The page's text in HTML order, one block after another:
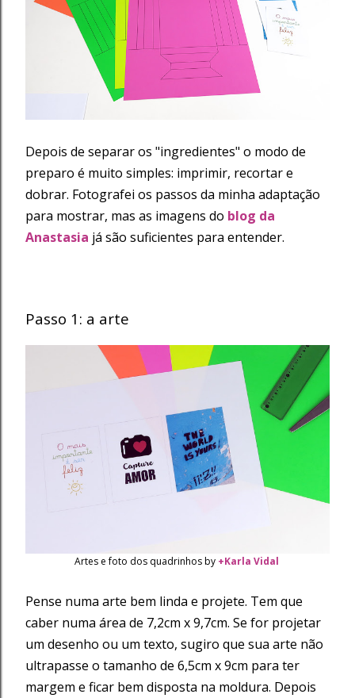
Depois de separar os "ingredientes" o modo de
preparo é muito simples: imprimir, recortar e
dobrar. Fotografei os passos da minha adaptação
para mostrar, mas as imagens do blog da
Anastasia já são suficientes para entender.
Passo 1: a arte
Artes e foto dos quadrinhos by +Karla Vidal
Pense numa arte bem linda e projete. Tem que
caber numa área de 7,2cm x 9,7cm. Se for projetar
um desenho ou um texto, sugiro que sua arte não
ultrapasse o tamanho de 6,5cm x 9cm para ter
margem e ficar bem disposta na moldura. Depois